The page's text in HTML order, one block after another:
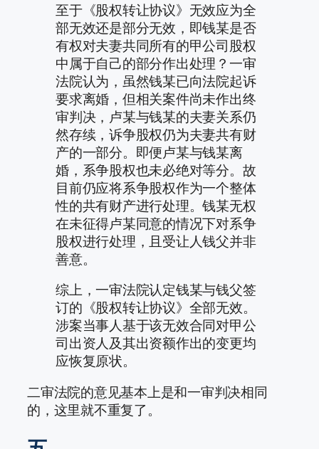
至于《股权转让协议》无效应为全
部无效还是部分无效，即钱某是否
有权对夫妻共同所有的甲公司股权
中属于自己的部分作出处理？一审
法院认为，虽然钱某已向法院起诉
要求离婚，但相关案件尚未作出终
审判决，卢某与钱某的夫妻关系仍
然存续，诉争股权仍为夫妻共有财
产的一部分。即便卢某与钱某离
婚，系争股权也未必绝对等分。故
目前仍应将系争股权作为一个整体
性的共有财产进行处理。钱某无权
在未征得卢某同意的情况下对系争
股权进行处理，且受让人钱父并非
善意。
综上，一审法院认定钱某与钱父签
订的《股权转让协议》全部无效。
涉案当事人基于该无效合同对甲公
司出资人及其出资额作出的变更均
应恢复原状。
二审法院的意见基本上是和一审判决相同
的，这里就不重复了。